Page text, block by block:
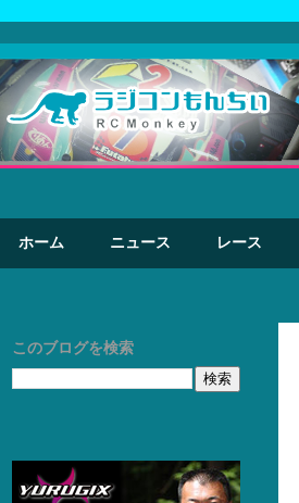
ホーム ニュース レース
このブログを検索